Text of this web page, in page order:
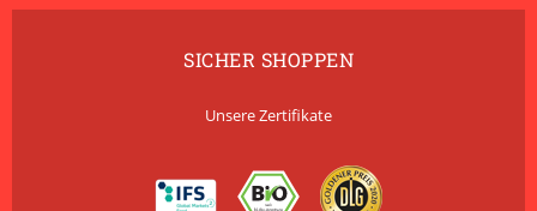
SICHER SHOPPEN
Unsere Zertifikate